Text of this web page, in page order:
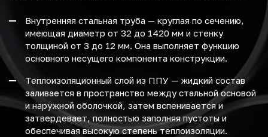
Внутренняя стальная труба — круглая по сечению,
имеющая диаметр от 32 до 1420 мм и стенку
толщиной от 3 до 12 мм. Она выполняет функцию
основного несущего компонента конструкции.
Теплоизоляционный слой из ППУ — жидкий состав
заливается в пространство между стальной основой
и наружной оболочкой, затем вспенивается и
затвердевает, полностью заполняя пустоты и
обеспечивая высокую степень теплоизоляции.